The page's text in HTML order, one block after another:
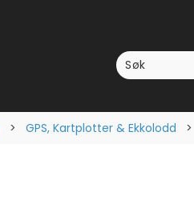
> GPS, Kartplotter & Ekkolodd >